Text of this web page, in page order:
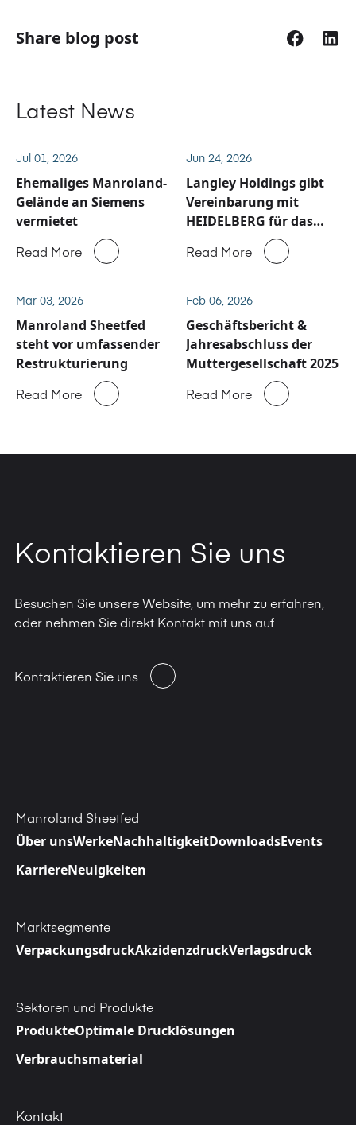
Share blog post
Latest News
Jul 01, 2026
Ehemaliges Manroland-
Gelände an Siemens
vermietet
Read More
Jun 24, 2026
Langley Holdings gibt
Vereinbarung mit
HEIDELBERG für das
Ersatzteilgeschäft von
bekannt
Read More
Mar 03, 2026
Manroland Sheetfed
steht vor umfassender
Restrukturierung
Read More
Feb 06, 2026
Geschäftsbericht &
Jahresabschluss der
Muttergesellschaft 2025
Read More
Kontaktieren Sie uns
Besuchen Sie unsere Website, um mehr zu erfahren,
oder nehmen Sie direkt Kontakt mit uns auf
Kontaktieren Sie uns
Manroland Sheetfed
Über unsWerkeNachhaltigkeitDownloadsEvents
KarriereNeuigkeiten
Marktsegmente
VerpackungsdruckAkzidenzdruckVerlagsdruck
Sektoren und Produkte
ProdukteOptimale Drucklösungen
Verbrauchsmaterial
Kontakt